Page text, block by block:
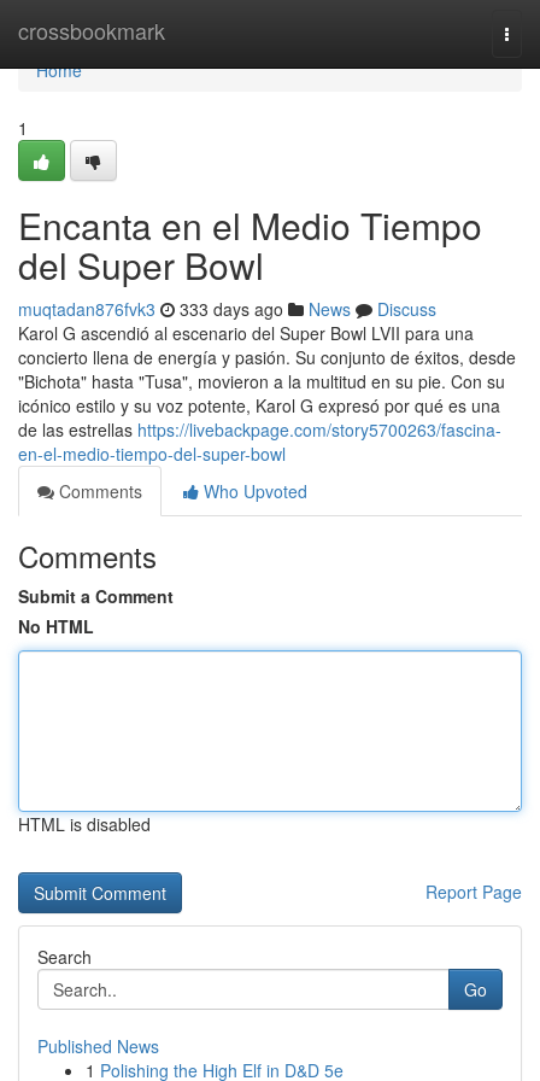
crossbookmark
Home
Home
1
Encanta en el Medio Tiempo
del Super Bowl
muqtadan876fvk3 333 days ago News
Discuss
Karol G ascendió al escenario del Super Bowl LVII para una
concierto llena de energía y pasión. Su conjunto de éxitos, desde
"Bichota" hasta "Tusa", movieron a la multitud en su pie. Con su
icónico estilo y su voz potente, Karol G expresó por qué es una
de las estrellas https://livebackpage.com/story5700263/fascina-
en-el-medio-tiempo-del-super-bowl
Comments
Who Upvoted
Comments
Submit a Comment
No HTML
HTML is disabled
Report Page
Search
Go
Published News
1 Polishing the High Elf in D&D 5e